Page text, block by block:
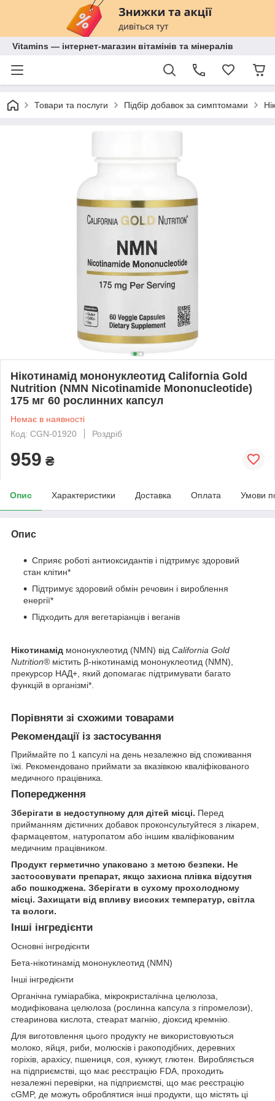
Vitamins — інтернет-магазин вітамінів та мінералів
Товари та послуги Підбір добавок за симптомами
Нікотинамід мононуклеотид California Gold
Nutrition (NMN Nicotinamide Mononucleotide)
175 мг 60 рослинних капсул
Немає в наявності
Код: CGN-01920
Роздріб
959 ₴
Опис Характеристики Доставка Оплата Умови
Опис
Сприяє роботі антиоксидантів і підтримує здоровий
стан клітин*
Підтримує здоровий обмін речовин і вироблення
енергії*
Підходить для вегетаріанців і веганів
Нікотинамід мононуклеотид (NMN) від California Gold
Nutrition® містить β-нікотинамід мононуклеотид (NMN),
прекурсор НАД+, який допомагає підтримувати багато
функцій в організмі*.
Порівняти зі схожими товарами
Рекомендації із застосування
Приймайте по 1 капсулі на день незалежно від споживання
їжі. Рекомендовано приймати за вказівкою кваліфікованого
медичного працівника.
Попередження
Зберігати в недоступному для дітей місці. Перед
прийманням дієтичних добавок проконсультуйтеся з лікарем,
фармацевтом, натуропатом або іншим кваліфікованим
медичним працівником.
Продукт герметично упаковано з метою безпеки. Не
застосовувати препарат, якщо захисна плівка відсутня
або пошкоджена. Зберігати в сухому прохолодному
місці. Захищати від впливу високих температур, світла
та вологи.
Інші інгредієнти
Основні інгредієнти
Бета-нікотинамід мононуклеотид (NMN)
Інші інгредієнти
Органічна гуміарабіка, мікрокристалічна целюлоза,
модифікована целюлоза (рослинна капсула з гіпромелози),
стеаринова кислота, стеарат магнію, діоксид кремнію.
Для виготовлення цього продукту не використовуються
молоко, яйця, риби, молюсків і ракоподібних, деревних
горіхів, арахісу, пшениця, соя, кунжут, глютен. Виробляється
на підприємстві, що має реєстрацію FDA, проходить
незалежні перевірки, на підприємстві, що має реєстрацію
cGMP, де можуть оброблятися інші продукти, що містять ці